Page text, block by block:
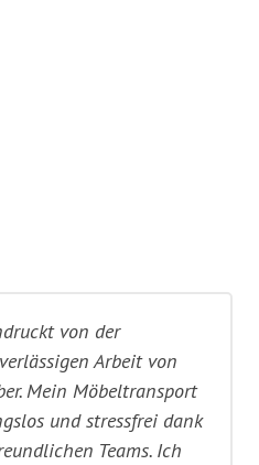
von der
Arbeit von
Mein Möbeltransport
und stressfrei dank
Teams. Ich